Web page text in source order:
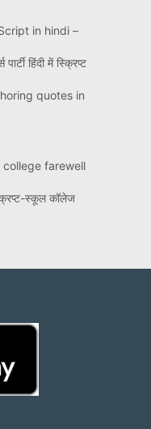
in hindi –
हिंदी में स्क्रिप्ट
quotes in
farewell
स्कूल कॉलेज